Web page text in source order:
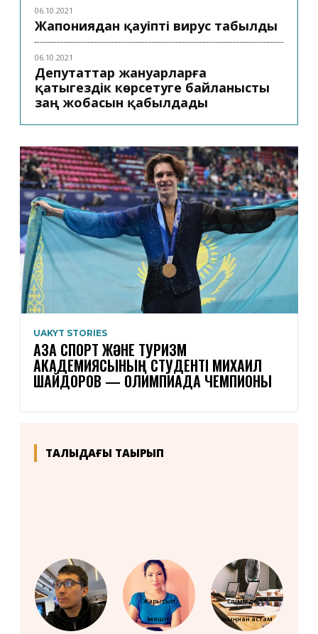
06.10.2021
Жапониядан қауіпті вирус табылды
06.10.2021
Депутаттар жануарларға
қатыгездік көрсетуге байланысты
заң жобасын қабылдады
UAKYT STORIES
ҚАЗАҚ СПОРТ ЖӘНЕ ТУРИЗМ
АКАДЕМИЯСЫНЫҢ СТУДЕНТІ МИХАИЛ
ШАЙДОРОВ — ОЛИМПИАДА ЧЕМПИОНЫ
ТАЛҚЫДАҒЫ ТАҚЫРЫП
Жарысып
мешіт
Елімізде 3,5
мыңнан астам